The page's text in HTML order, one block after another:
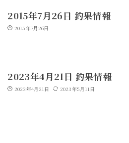
2015年7月26日 釣果情報
2015年7月26日
2023年4月21日 釣果情報
2023年4月21日 2023年5月11日